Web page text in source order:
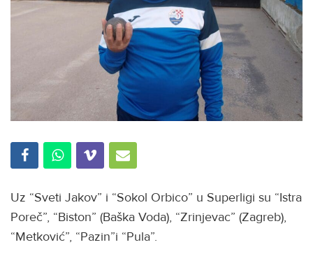
Uz “Sveti Jakov” i “Sokol Orbico” u Superligi su “Istra
Poreč”, “Biston” (Baška Voda), “Zrinjevac” (Zagreb),
“Metković”, “Pazin”i “Pula”.